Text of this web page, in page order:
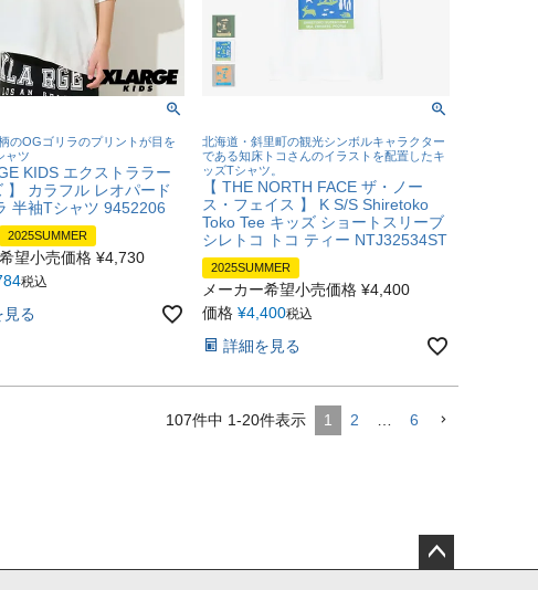
のOGゴリラのプリントが目を
ャツ
KIDS エクストララー
】 カラフル レオパード
半袖Tシャツ 9452206
2025SUMMER
望小売価格 ¥4,730
税込
る
北海道・斜里町の観光シンボルキャラクター
である知床トコさんのイラストを配置したキ
ッズTシャツ。
【 THE NORTH FACE ザ・ノー
ス・フェイス 】 K S/S Shiretoko
Toko Tee キッズ ショートスリーブ
シレトコ トコ ティー NTJ32534ST
2025SUMMER
メーカー希望小売価格 ¥4,400
価格 ¥4,400税込
詳細を見る
107件中 1-20件表示 1 2 6